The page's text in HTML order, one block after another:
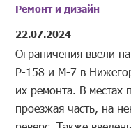
Ремонт и дизайн
22.07.2024
Ограничения ввели
Р-158 и М-7 в
их ремонта. В местах
проезжая часть, на